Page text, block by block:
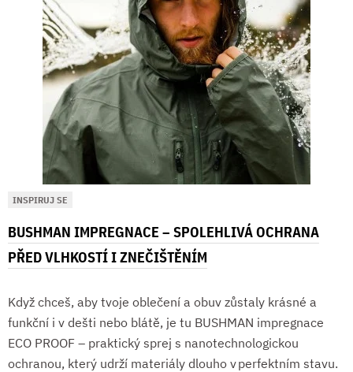
INSPIRUJ SE
BUSHMAN IMPREGNACE – SPOLEHLIVÁ OCHRANA
PŘED VLHKOSTÍ I ZNEČIŠTĚNÍM
Když chceš, aby tvoje oblečení a obuv zůstaly krásné a
funkční i v dešti nebo blátě, je tu BUSHMAN impregnace
ECO PROOF – praktický sprej s nanotechnologickou
ochranou, který udrží materiály dlouho v perfektním stavu.